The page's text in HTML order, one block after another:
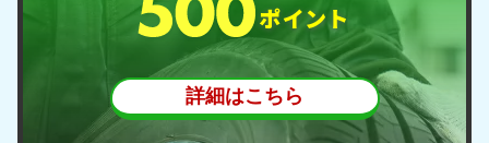
ポイント
詳細はこちら